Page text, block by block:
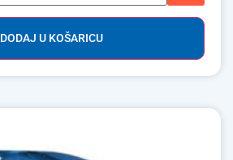
DODAJ U KOŠARICU